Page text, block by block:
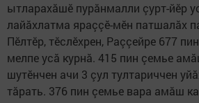
ытларахăшӗ пурăнмалли çурт-йӗр
лайăхлатма яраççӗ-мӗн патшалăх
Пӗлтӗр, тӗслӗхрен, Раççейре 677
мелпе усă курнă. 415 пин çемье
шутӗнчен ачи 3 çул тултариччен
тăрать. 376 пин çемье вара амăш